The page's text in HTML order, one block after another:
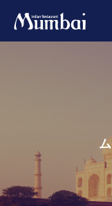
ム